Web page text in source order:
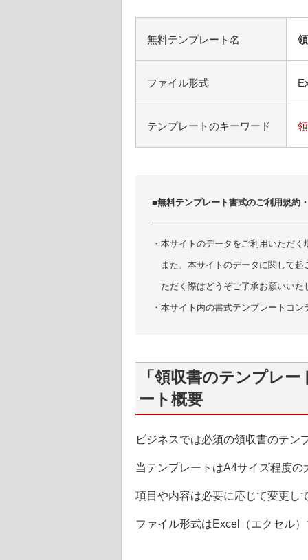
無料テンプレート名
ファイル形式
テンプレートのキーワード
■無料テンプレート書式のご利用規約
・本サイトのデータをご利用いただ
また、本サイトのデータに関して
ただく際はどうぞご了承お願いいた
・本サイト内の書式テンプレートコ
「領収書のテンプレ
ート概要
ビジネスでは必須の領収書のテン
当テンプレートはA4サイズ程度の
項目や内容は必要に応じて変更し
ファイル形式はExcel（エクセル）